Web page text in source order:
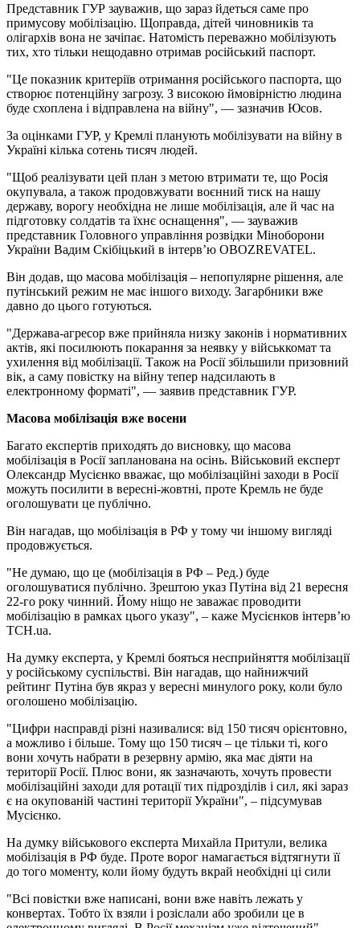
Представник ГУР зауважив, що зараз йдеться саме про
примусову мобілізацію. Щоправда, дітей чиновників та
олігархів вона не зачіпає. Натомість переважно мобілізують
тих, хто тільки нещодавно отримав російський паспорт.
"Це показник критеріїв отримання російського паспорта, що
створює потенційну загрозу. З високою ймовірністю людина
буде схоплена і відправлена на війну", — зазначив Юсов.
За оцінками ГУР, у Кремлі планують мобілізувати на війну в
Україні кілька сотень тисяч людей.
"Щоб реалізувати цей план з метою втримати те, що Росія
окупувала, а також продовжувати воєнний тиск на нашу
державу, ворогу необхідна не лише мобілізація, але й час на
підготовку солдатів та їхнє оснащення", — зауважив
представник Головного управління розвідки Міноборони
України Вадим Скібіцький в інтерв’ю OBOZREVATEL.
Він додав, що масова мобілізація – непопулярне рішення, але
путінський режим не має іншого виходу. Загарбники вже
давно до цього готуються.
"Держава-агресор вже прийняла низку законів і нормативних
актів, які посилюють покарання за неявку у військкомат та
ухилення від мобілізації. Також на Росії збільшили призовний
вік, а саму повістку на війну тепер надсилають в
електронному форматі", — заявив представник ГУР.
Масова мобілізація вже восени
Багато експертів приходять до висновку, що масова
мобілізація в Росії запланована на осінь. Військовий експерт
Олександр Мусієнко вважає, що мобілізаційні заходи в Росії
можуть посилити в вересні-жовтні, проте Кремль не буде
оголошувати це публічно.
Він нагадав, що мобілізація в РФ у тому чи іншому вигляді
продовжується.
"Не думаю, що це (мобілізація в РФ – Ред.) буде
оголошуватися публічно. Зрештою указ Путіна від 21 вересня
22-го року чинний. Йому ніщо не заважає проводити
мобілізацію в рамках цього указу", – каже Мусієнков інтерв’ю
ТСН.ua.
На думку експерта, у Кремлі бояться несприйняття мобілізації
у російському суспільстві. Він нагадав, що найнижчий
рейтинг Путіна був якраз у вересні минулого року, коли було
оголошено мобілізацію.
"Цифри насправді різні називалися: від 150 тисяч орієнтовно,
а можливо і більше. Тому що 150 тисяч – це тільки ті, кого
вони хочуть набрати в резервну армію, яка має діяти на
території Росії. Плюс вони, як зазначають, хочуть провести
мобілізаційні заходи для ротації тих підрозділів і сил, які зараз
є на окупованій частині території України", – підсумував
Мусієнко.
На думку військового експерта Михайла Притули, велика
мобілізація в РФ буде. Проте ворог намагається відтягнути її
до того моменту, коли йому будуть вкрай необхідні ці сили
"Всі повістки вже написані, вони вже навіть лежать у
конвертах. Тобто їх взяли і розіслали або зробили це в